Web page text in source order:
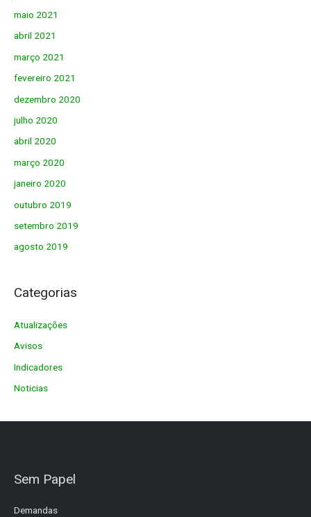
maio 2021
abril 2021
março 2021
fevereiro 2021
dezembro 2020
julho 2020
abril 2020
março 2020
janeiro 2020
outubro 2019
setembro 2019
agosto 2019
Categorias
Atualizações
Avisos
Indicadores
Noticias
Sem Papel
Demandas